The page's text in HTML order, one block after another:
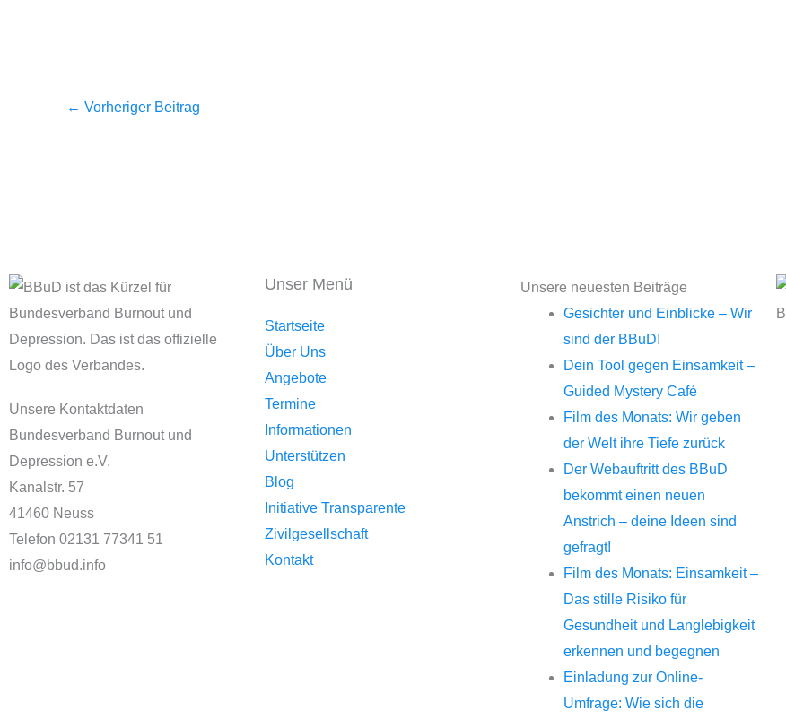
← Vorheriger Beitrag
Unsere Kontaktdaten
Bundesverband Burnout und
Depression e.V.
Kanalstr. 57
41460 Neuss
Telefon 02131 77341 51
info@bbud.info
Unser Menü
Startseite
Über Uns
Angebote
Termine
Informationen
Unterstützen
Blog
Initiative Transparente
Zivilgesellschaft
Kontakt
Unsere neuesten Beiträge
Gesichter und Einblicke – Wir
sind der BBuD!
Dein Tool gegen Einsamkeit –
Guided Mystery Café
Film des Monats: Wir geben
der Welt ihre Tiefe zurück
Der Webauftritt des BBuD
bekommt einen neuen
Anstrich – deine Ideen sind
gefragt!
Film des Monats: Einsamkeit –
Das stille Risiko für
Gesundheit und Langlebigkeit
erkennen und begegnen
Einladung zur Online-
Umfrage: Wie sich die